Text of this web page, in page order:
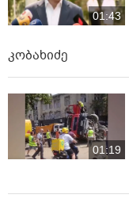
01:43
კობახიძე
01:19